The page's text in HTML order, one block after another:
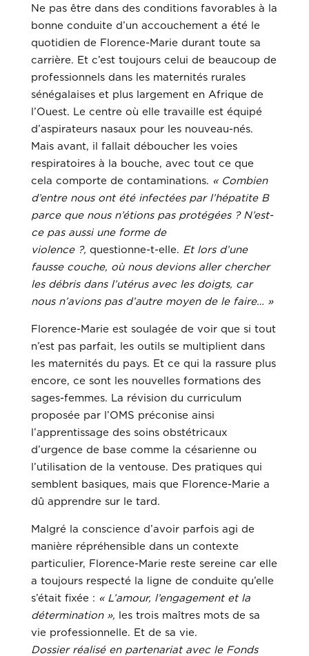
Ne pas être dans des conditions favorables à la
bonne conduite d’un accouchement a été le
quotidien de Florence-Marie durant toute sa
carrière. Et c’est toujours celui de beaucoup de
professionnels dans les maternités rurales
sénégalaises et plus largement en Afrique de
l’Ouest. Le centre où elle travaille est équipé
d’aspirateurs nasaux pour les nouveau-nés.
Mais avant, il fallait déboucher les voies
respiratoires à la bouche, avec tout ce que
cela comporte de contaminations. « Combien
d’entre nous ont été infectées par l’hépatite B
parce que nous n’étions pas protégées ? N’est-
ce pas aussi une forme de
violence ?, questionne-t-elle. Et lors d’une
fausse couche, où nous devions aller chercher
les débris dans l’utérus avec les doigts, car
nous n’avions pas d’autre moyen de le faire… »
Florence-Marie est soulagée de voir que si tout
n’est pas parfait, les outils se multiplient dans
les maternités du pays. Et ce qui la rassure plus
encore, ce sont les nouvelles formations des
sages-femmes. La révision du curriculum
proposée par l’OMS préconise ainsi
l’apprentissage des soins obstétricaux
d’urgence de base comme la césarienne ou
l’utilisation de la ventouse. Des pratiques qui
semblent basiques, mais que Florence-Marie a
dû apprendre sur le tard.
Malgré la conscience d’avoir parfois agi de
manière répréhensible dans un contexte
particulier, Florence-Marie reste sereine car elle
a toujours respecté la ligne de conduite qu’elle
s’était fixée : « L’amour, l’engagement et la
détermination », les trois maîtres mots de sa
vie professionnelle. Et de sa vie.
Dossier réalisé en partenariat avec le Fonds